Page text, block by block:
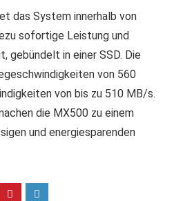
das System innerhalb von
sofortige Leistung und
gebündelt in einer SSD. Die
von 560
von bis zu 510 MB/s.
die MX500 zu einem
und energiesparenden